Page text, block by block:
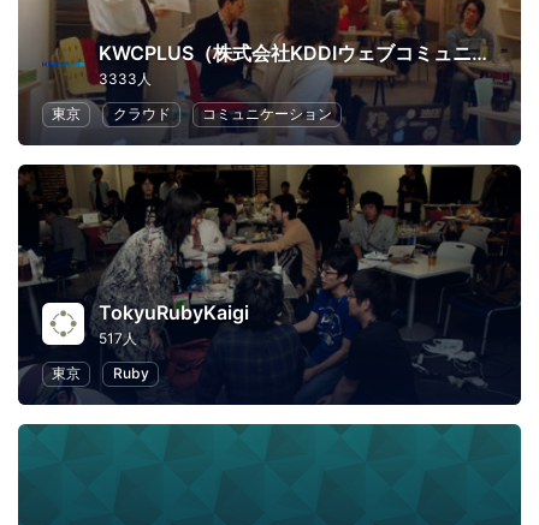
KWCPLUS（株式会社KDDIウェブコミュニケーションズ）
3333人
東京
クラウド コミュニケーション
TokyuRubyKaigi
517人
東京
Ruby